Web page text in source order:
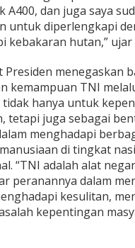
A400, dan juga saya
untuk diperlengkapi
kebakaran hutan,” ujar
Presiden menegaskan
kemampuan TNI
tidak hanya untuk
tetapi juga sebagai
menghadapi
di tingkat
“TNI adalah alat
peranannya dalam
kesulitan,
kepentingan